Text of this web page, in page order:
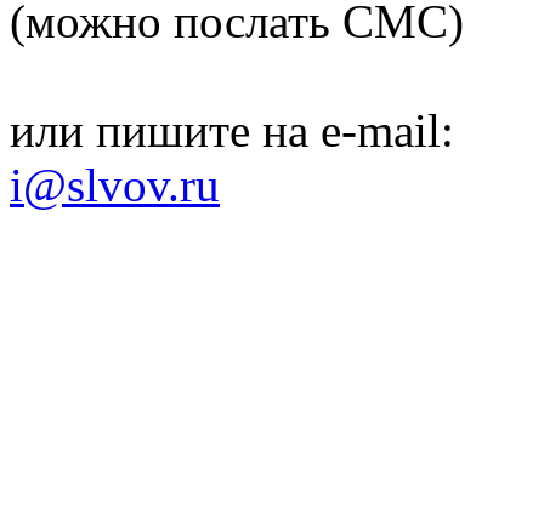
(можно послать СМС)
или пишите на e-mail:
i@slvov.ru